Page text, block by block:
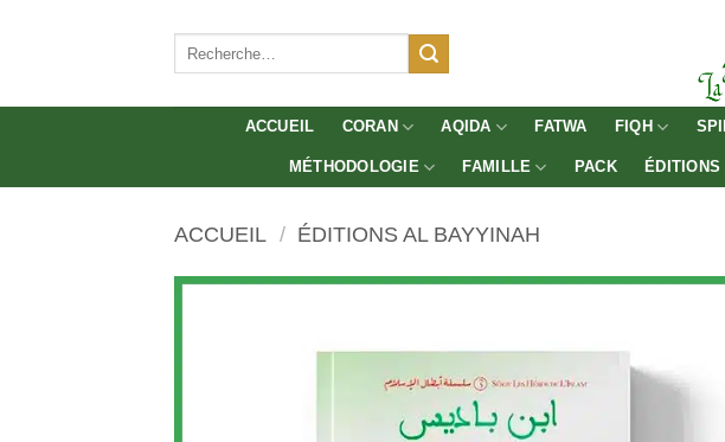
ACCUEIL CORAN AQIDA FATWA FIQH
MÉTHODOLOGIE FAMILLE PACK ÉDITIONS
ACCUEIL / ÉDITIONS AL BAYYINAH